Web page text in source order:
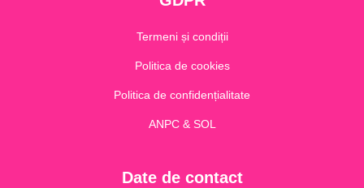
Termeni și condiții
Politica de cookies
Politica de confidențialitate
ANPC & SOL
Date de contact